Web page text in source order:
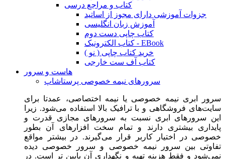
کتاب و مراجع درسی
جزوات آموزشی دارای مجوز از اساتید
آموزش زبان انگلیسی
کتاب چاپی دست دوم
کتاب الکترونیک - EBook
خرید کتاب چاپی ( نو )
کتاب آف ست خارجی
هاست و سرور
سرورهای نیمه خصوصی پرستاشاپ
سرور ابری نیمه خصوصی یا نیمه اختصاصی، عمدتا برای
سایت‌های فروشگاهی و با ترافیک بالا استفاده می‌شود. زیرا
این سرورهای ابری نسبت به سرورهای مجازی قدرت و
پایداری بیشتری دارند و تمام سخت افزارهای آن بطور
خصوصی در اختیار کاربر قرار می‌گیرند. در بیشتر مواقع
تفاوتی بین سرور نیمه خصوصی و سرور خصوصی دیده
نمی‌شود و فقط هزینه تهیه و نگهداری آن پایین تر است. در